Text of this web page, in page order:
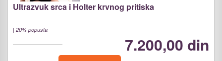
Ultrazvuk srca i Holter krvnog pritiska
| 20% popusta
7.200,00 din